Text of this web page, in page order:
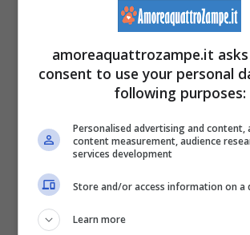
Potrebbe interessarti anche:I
potrebbe rivelarlo
fonatorio del micio
L’anatomia spiega perché i gatti,
gli altri membri della sottofamiglia
amoreaquattrozampe.it
consent to use your personal
following purposes:
Personalised advertising and content,
content measurement, audience
services development
Store and/or access information on a
Learn more